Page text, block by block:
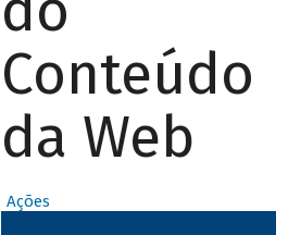
Conteúdo
da Web
Ações